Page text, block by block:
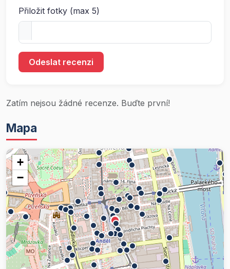
Přiložit fotky (max 5)
Odeslat recenzi
Zatím nejsou žádné recenze. Buďte první!
Mapa
+
−